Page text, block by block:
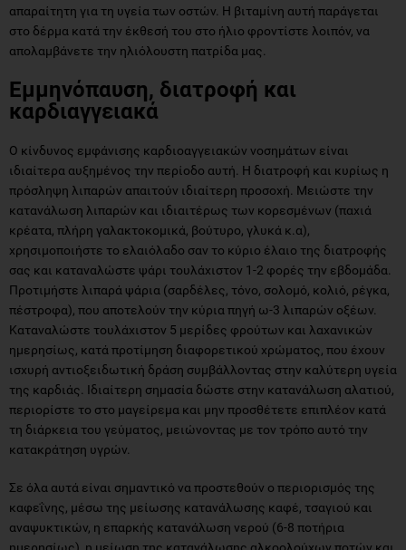
απαραίτητη για τη υγεία των οστών. Η βιταμίνη αυτή παράγεται
στο δέρμα κατά την έκθεσή του στο ήλιο φροντίστε λοιπόν, να
απολαμβάνετε την ηλιόλουστη πατρίδα μας.
Εμμηνόπαυση, διατροφή και
καρδιαγγειακά
Ο κίνδυνος εμφάνισης καρδιοαγγειακών νοσημάτων είναι
ιδιαίτερα αυξημένος την περίοδο αυτή. Η διατροφή και κυρίως η
πρόσληψη λιπαρών απαιτούν ιδιαίτερη προσοχή. Μειώστε την
κατανάλωση λιπαρών και ιδιαιτέρως των κορεσμένων (παχιά
κρέατα, πλήρη γαλακτοκομικά, βούτυρο, γλυκά κ.α),
χρησιμοποιήστε το ελαιόλαδο σαν το κύριο έλαιο της διατροφής
σας και καταναλώστε ψάρι τουλάχιστον 1-2 φορές την εβδομάδα.
Προτιμήστε λιπαρά ψάρια (σαρδέλες, τόνο, σολομό, κολιό, ρέγκα,
πέστροφα), που αποτελούν την κύρια πηγή ω-3 λιπαρών οξέων.
Καταναλώστε τουλάχιστον 5 μερίδες φρούτων και λαχανικών
ημερησίως, κατά προτίμηση διαφορετικού χρώματος, που έχουν
ισχυρή αντιοξειδωτική δράση συμβάλλοντας στην καλύτερη υγεία
της καρδιάς. Ιδιαίτερη σημασία δώστε στην κατανάλωση αλατιού,
περιορίστε το στο μαγείρεμα και μην προσθέτετε επιπλέον κατά
τη διάρκεια του γεύματος, μειώνοντας με τον τρόπο αυτό την
κατακράτηση υγρών.
Σε όλα αυτά είναι σημαντικό να προστεθούν ο περιορισμός της
καφεΐνης, μέσω της μείωσης κατανάλωσης καφέ, τσαγιού και
αναψυκτικών, η επαρκής κατανάλωση νερού (6-8 ποτήρια